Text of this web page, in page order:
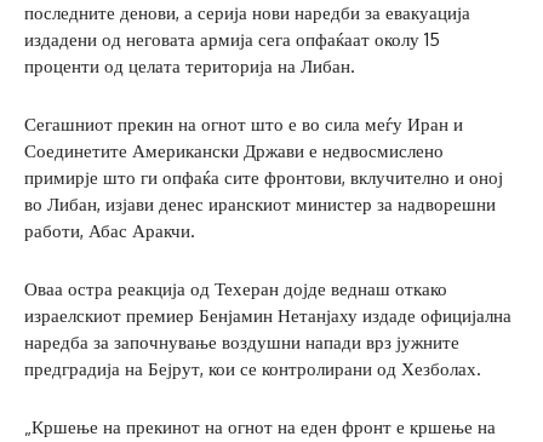
последните денови, а серија нови наредби за евакуација
издадени од неговата армија сега опфаќаат околу 15
проценти од целата територија на Либан.
Сегашниот прекин на огнот што е во сила меѓу Иран и
Соединетите Американски Држави е недвосмислено
примирје што ги опфаќа сите фронтови, вклучително и оној
во Либан, изјави денес иранскиот министер за надворешни
работи, Абас Аракчи.
Оваа остра реакција од Техеран дојде веднаш откако
израелскиот премиер Бенјамин Нетанјаху издаде официјална
наредба за започнување воздушни напади врз јужните
предградија на Бејрут, кои се контролирани од Хезболах.
„Кршење на прекинот на огнот на еден фронт е кршење на